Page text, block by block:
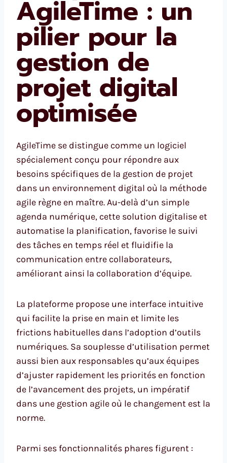
AgileTime : un
pilier pour la
gestion de
projet digital
optimisée
AgileTime se distingue comme un logiciel
spécialement conçu pour répondre aux
besoins spécifiques de la gestion de projet
dans un environnement digital où la méthode
agile règne en maître. Au-delà d’un simple
agenda numérique, cette solution digitalise et
automatise la planification, favorise le suivi
des tâches en temps réel et fluidifie la
communication entre collaborateurs,
améliorant ainsi la collaboration d’équipe.
La plateforme propose une interface intuitive
qui facilite la prise en main et limite les
frictions habituelles dans l’adoption d’outils
numériques. Sa souplesse d’utilisation permet
aussi bien aux responsables qu’aux équipes
d’ajuster rapidement les priorités en fonction
de l’avancement des projets, un impératif
dans une gestion agile où le changement est la
norme.
Parmi ses fonctionnalités phares figurent :